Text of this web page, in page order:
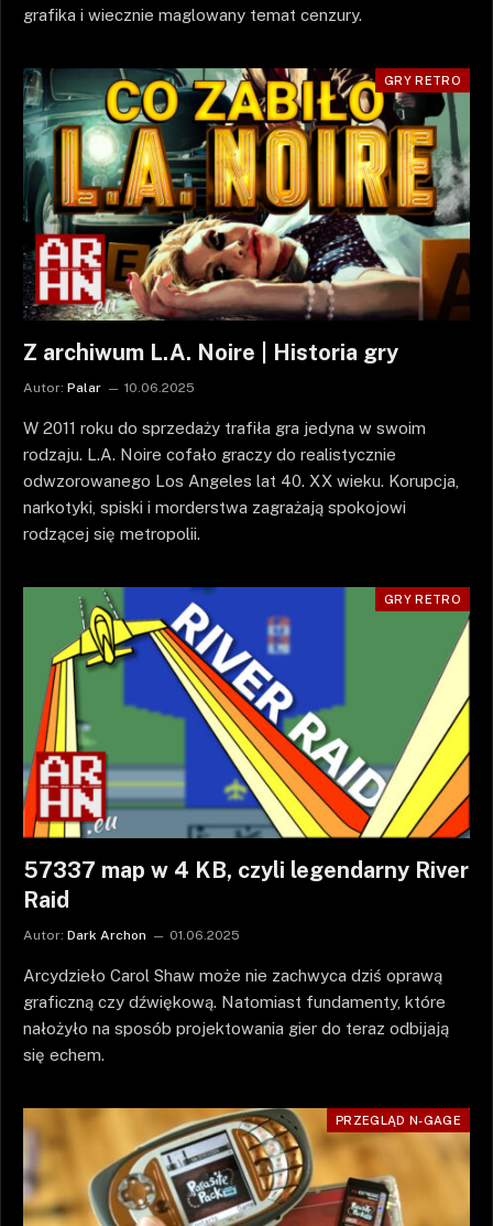
grafika i wiecznie maglowany temat cenzury.
GRY RETRO
Z archiwum L.A. Noire | Historia gry
Autor: Palar 10.06.2025
W 2011 roku do sprzedaży trafiła gra jedyna w swoim
rodzaju. L.A. Noire cofało graczy do realistycznie
odwzorowanego Los Angeles lat 40. XX wieku. Korupcja,
narkotyki, spiski i morderstwa zagrażają spokojowi
rodzącej się metropolii.
GRY RETRO
57337 map w 4 KB, czyli legendarny River
Raid
Autor: Dark Archon 01.06.2025
Arcydzieło Carol Shaw może nie zachwyca dziś oprawą
graficzną czy dźwiękową. Natomiast fundamenty, które
nałożyło na sposób projektowania gier do teraz odbijają
się echem.
PRZEGLĄD N-GAGE